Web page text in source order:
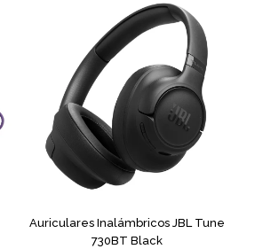
Auriculares Inalámbricos JBL Tune
730BT Black